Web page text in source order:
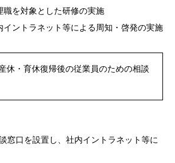
を対象とした研修の実施
ントラネット等による周知・啓発の実施
休・育休復帰後の従業員のための相談
口を設置し、社内イントラネット等に